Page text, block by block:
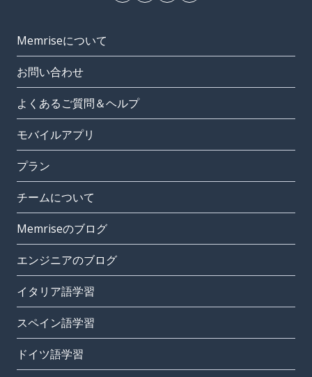
Memriseについて
お問い合わせ
よくあるご質問＆ヘルプ
モバイルアプリ
プラン
チームについて
Memriseのブログ
エンジニアのブログ
イタリア語学習
スペイン語学習
ドイツ語学習